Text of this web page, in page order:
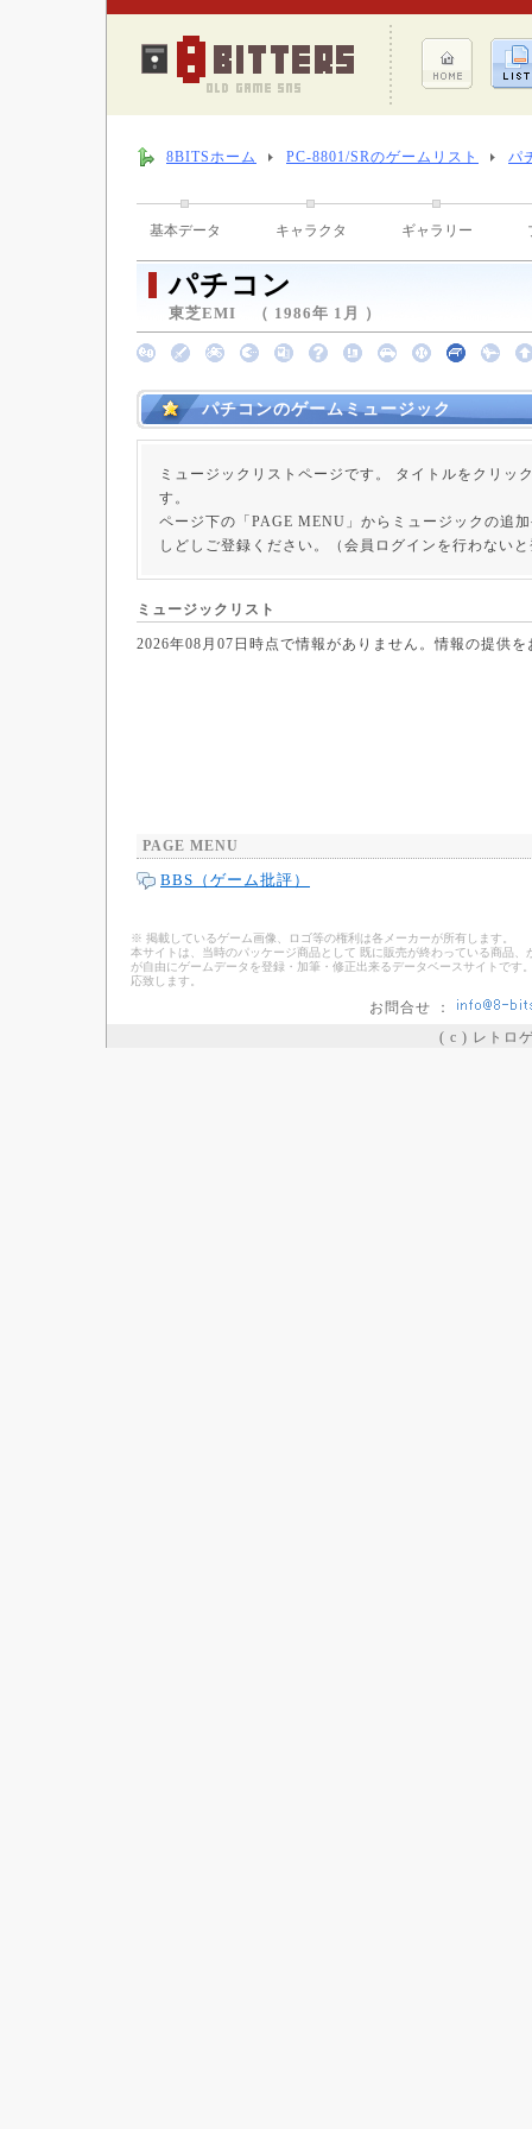
8BITSホーム PC-8801/SRのゲームリスト パ
基本データ キャラクタ ギャラリー
パチコン
東芝EMI （ 1986年 1月 ）
パチコンのゲームミュージック
ミュージックリストページです。 タイトルをクリッ
す。
ページ下の「PAGE MENU」からミュージックの追
しどしご登録ください。（会員ログインを行わない
ミュージックリスト
2026年08月07日時点で情報がありません。情報の提供
PAGE MENU
BBS（ゲーム批評）
※ 掲載しているゲーム画像、ロゴ等の権利は各メーカーが所有します。
本サイトは、当時のパッケージ商品として 既に販売が終わっている商品
が自由にゲームデータを登録・加筆・修正出来るデータベースサイトで
応致します。
お問合せ ：
( c ) レトロ